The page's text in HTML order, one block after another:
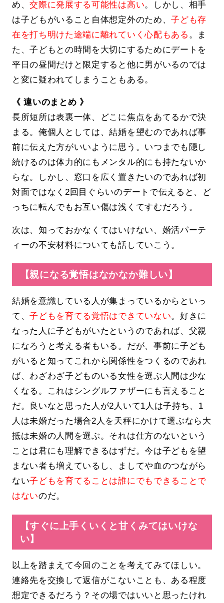
め、交際に発展する可能性は高い。しかし、相手
は子どもがいること自体想定外のため、子ども存
在を打ち明けた途端に離れていく心配もある 。ま
た、子どもとの時間を大切にするためにデートを
平日の昼間だけと限定すると他に男がいるのでは
と変に疑われてしまうこともある。
《 違いのまとめ 》
長所短所は表裏一体、どこに焦点をあてるかで決
まる。俺個人としては、結婚を望むのであれば事
前に伝えた方がいいように思う。いつまでも隠し
続けるのは体力的にもメンタル的にも持たないか
らな。しかし、窓口を広く置きたいのであれば初
対面ではなく2回目ぐらいのデートで伝えると、ど
っちに転んでもお互い傷は浅くてすむだろう。
次は、知っておかなくてはいけない、婚活パーテ
ィーの不安材料についても話していこう。
【親になる覚悟はなかなか難しい】
結婚を意識している人が集まっているからといっ
て、子どもを育てる覚悟はできていない。好きに
なった人に子どもがいたというのであれば、父親
になろうと考える者もいる。だが、事前に子ども
がいると知ってこれから関係性をつくるのであれ
ば、わざわざ子どものいる女性を選ぶ人間は少な
くなる。これはシングルファザーにも言えること
だ。良いなと思った人が2人いて1人は子持ち、1
人は未婚だった場合2人を天秤にかけて選ぶなら大
抵は未婚の人間を選ぶ。それは仕方のないという
ことは君にも理解できるはずだ。今は子どもを望
まない者も増えているし、ましてや血のつながら
ない子どもを育てることは誰にでもできることで
はないのだ。
【すぐに上手くいくと甘くみてはいけな
い】
以上を踏まえて今回のことを考えてみてほしい。
連絡先を交換して返信がこないことも、ある程度
想定できるだろう？その場ではいいと思ったけれ